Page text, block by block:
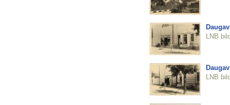
LNB
LNB